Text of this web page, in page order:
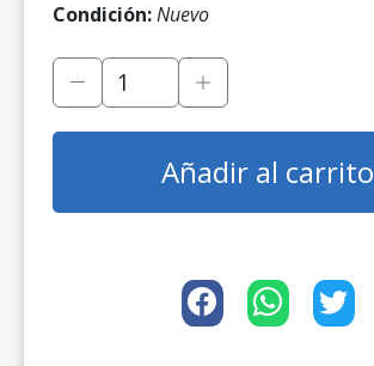
Condición:Nuevo
Añadir al carrito